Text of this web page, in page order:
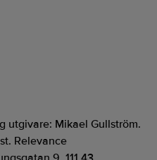
utgivare: Mikael Gullström.
Relevance